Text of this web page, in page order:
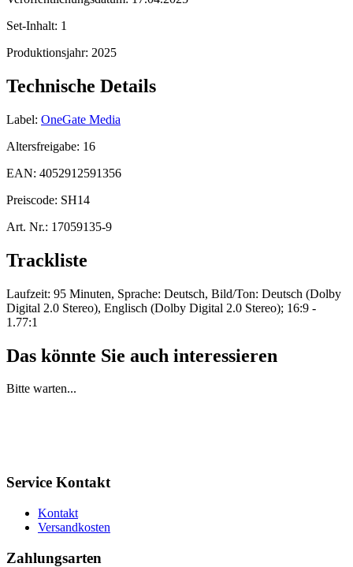
Set-Inhalt: 1
Produktionsjahr: 2025
Technische Details
Label: OneGate Media
Altersfreigabe: 16
EAN: 4052912591356
Preiscode: SH14
Art. Nr.: 17059135-9
Trackliste
Laufzeit: 95 Minuten, Sprache: Deutsch, Bild/Ton: Deutsch (Dolby
Digital 2.0 Stereo), Englisch (Dolby Digital 2.0 Stereo); 16:9 -
1.77:1
Das könnte Sie auch interessieren
Bitte warten...
Service Kontakt
Kontakt
Versandkosten
Zahlungsarten